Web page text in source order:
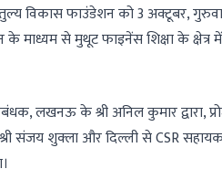
विकास फाउंडेशन को 3 अक्टूबर,
माध्यम से मुथूट फाइनेंस शिक्षा के
लखनऊ के श्री अनिल कुमार द्वारा,
संजय शुक्ला और दिल्ली से CSR